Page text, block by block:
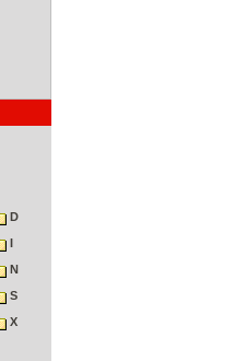
D
I
N
S
X